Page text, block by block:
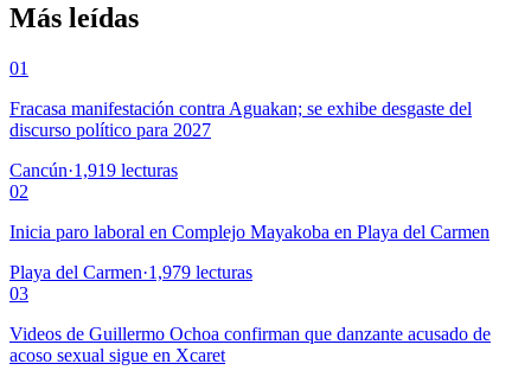
Más leídas
01
Fracasa manifestación contra Aguakan; se exhibe desgaste del
discurso político para 2027
Cancún·1,919 lecturas
02
Inicia paro laboral en Complejo Mayakoba en Playa del Carmen
Playa del Carmen·1,979 lecturas
03
Videos de Guillermo Ochoa confirman que danzante acusado de
acoso sexual sigue en Xcaret